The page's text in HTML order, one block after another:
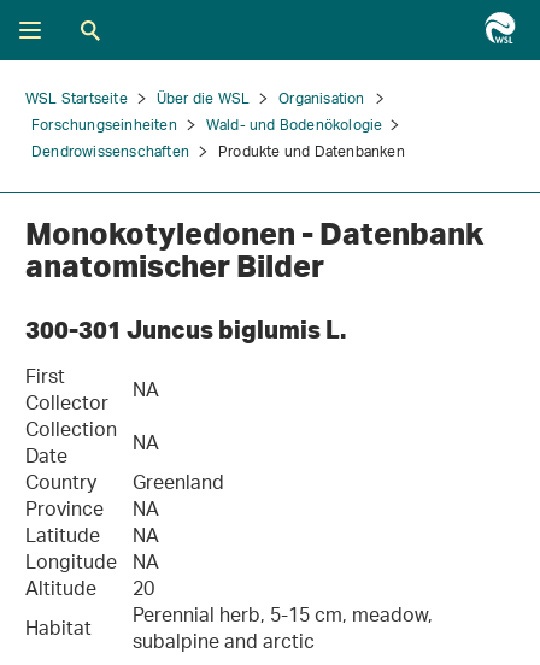
WSL Startseite Über die WSL
Organisation
Forschungseinheiten
Wald- und Bodenökologie
Dendrowissenschaften
Produkte und Datenbanken
Monokotyledonen - Datenbank
anatomischer Bilder
300-301 Juncus biglumis L.
First
Collector
NA
Collection
Date
NA
Country
Greenland
Province NA
Latitude NA
Longitude NA
Altitude
20
Habitat
Perennial herb, 5-15 cm, meadow,
subalpine and arctic